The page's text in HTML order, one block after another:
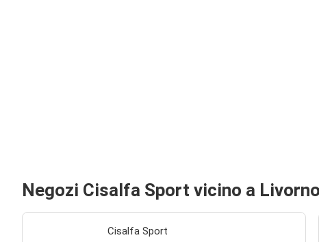
Negozi Cisalfa Sport vicino a Livorno
Cisalfa Sport